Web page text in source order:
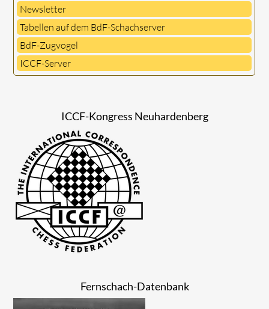
Newsletter
Tabellen auf dem BdF-Schachserver
BdF-Zugvogel
ICCF-Server
ICCF-Kongress Neuhardenberg
Fernschach-Datenbank